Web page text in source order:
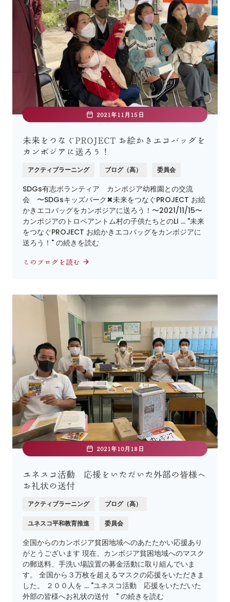
2021年11月15日
未来をつなぐPROJECT お絵かきエコバッグを
カンボジアに送ろう！
アクティブラーニング ブログ（高） 委員会
SDGs有志ボランティア カンボジア幼稚園との交流
会 〜SDGsキッズパーク✖︎未来をつなぐPROJECT お絵
かきエコバッグをカンボジアに送ろう！〜2021/11/15〜
カンボジアのトロペアントム村の子供たちとのLI … "未来
をつなぐPROJECT お絵かきエコバッグをカンボジアに
送ろう！" の続きを読む
このブログを読む
2021年10月18日
ユネスコ活動 応援をいただいた外部の皆様へ
お礼状の送付
アクティブラーニング ブログ（高）
ユネスコ平和教育推進 委員会
全国からのカンボジア貧困地域へのあたたかい応援あり
がとうございます 現在、カンボジア貧困地域へのマスク
の郵送料、手洗い場設置の募金活動に取り組んでいま
す。 全国から３万枚を超えるマスクの応援をいただきま
した。 ２００人を … "ユネスコ活動 応援をいただいた
外部の皆様へお礼状の送付 " の続きを読む